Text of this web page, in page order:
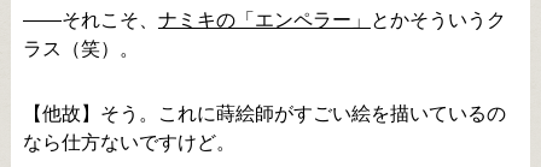
――それこそ、 ナミキの「エンペラー」
とかそういうク
ラス（笑）。
【他故】そう。これに蒔絵師がすごい絵を描いているの
なら仕方ないですけど。